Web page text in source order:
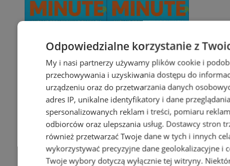
Odpowiedzialne korzystanie z
My i nasi partnerzy używamy plików cookie i
przechowywania i uzyskiwania dostępu do
urządzeniu oraz do przetwarzania danych
adres IP, unikalne identyfikatory i dane
spersonalizowanych reklam i treści, pomiaru
odbiorców oraz ulepszania usług. Dostawcy stron
również przetwarzać Twoje dane w tych i innych
wykorzystywać precyzyjne dane geolokalizacyjne i
Twoje wybory dotyczą wyłącznie tej witryny.